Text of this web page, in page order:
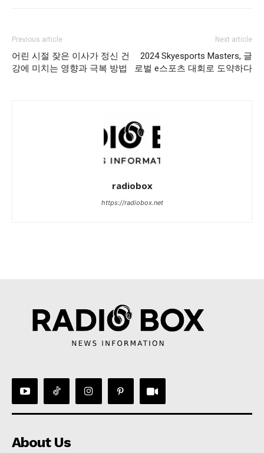
Previous article
어린 시절 잦은 이사가 정신 건
강에 미치는 영향과 극복 방법
Next article
2024 Skyesports Masters, 글
로벌 e스포츠 대회로 도약하다
radiobox
https://radiobox.net
About Us